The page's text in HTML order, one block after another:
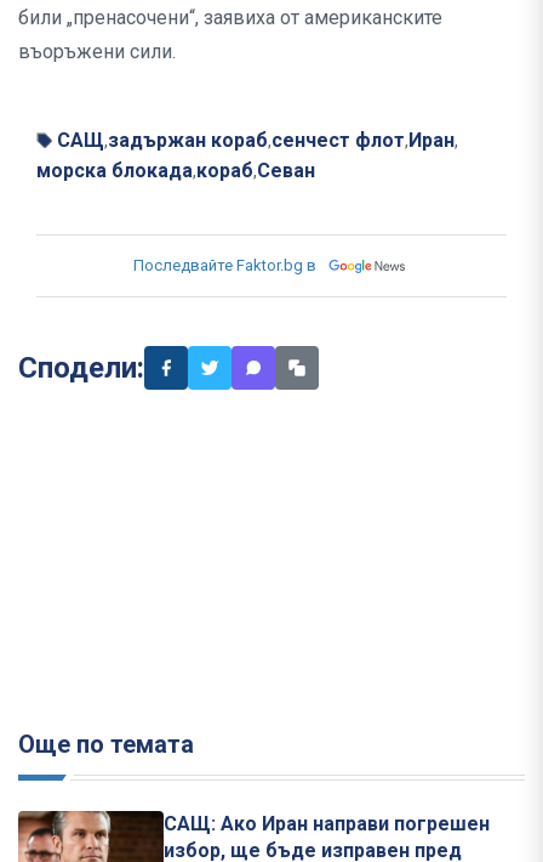
били „пренасочени“, заявиха от американските
въоръжени сили.
САЩ,задържан кораб,сенчест флот, Иран,
морска блокада,кораб,Севан
Последвайте Faktor.bg в
Сподели:
Още по темата
САЩ: Ако Иран направи погрешен
избор, ще бъде изправен пред